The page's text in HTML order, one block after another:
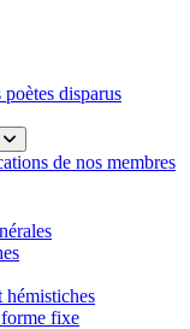
disparus
de nos membres
hémistiches
forme fixe